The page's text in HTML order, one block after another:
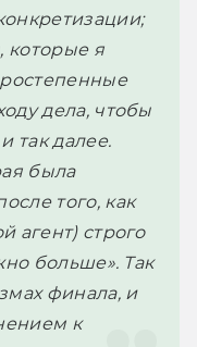
которые я
дела, чтобы
так далее.
была
того, как
агент) строго
больше». Так
финала, и
к